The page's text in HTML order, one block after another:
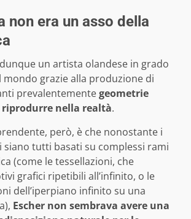
non era un asso della
un artista olandese in grado
mondo grazie alla produzione di
prevalentementegeometrie
nella realtà.
però, è che nonostante i
siano tutti basati su complessi rami
(come le tessellazioni, che
grafici ripetibili all’infinito, o le
dell’iperpiano infinito su una
Escher non sembrava avere una